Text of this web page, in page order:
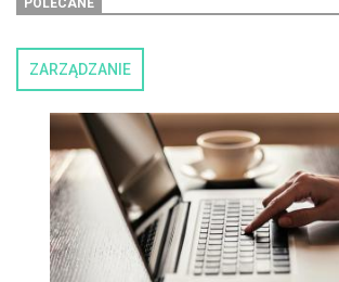
POLECANE
ZARZĄDZANIE